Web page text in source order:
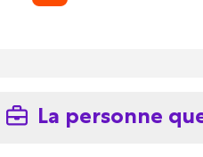
La personne